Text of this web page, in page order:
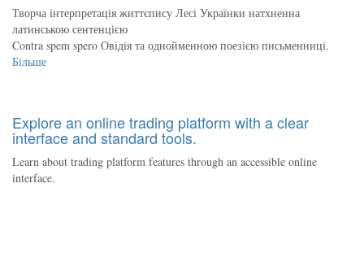
Творча інтерпретація життєпису Лесі Українки натхненна
латинською сентенцією
Contra spem spero Овідія та однойменною поезією письменниці.
Більше
Explore an online trading platform with a clear
interface and standard tools.
Learn about trading platform features through an accessible online
interface.